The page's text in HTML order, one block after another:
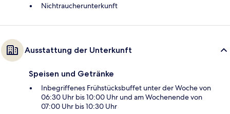
Nichtraucherunterkunft
Ausstattung der Unterkunft
Speisen und Getränke
Inbegriffenes Frühstücksbuffet unter der Woche von
06:30 Uhr bis 10:00 Uhr und am Wochenende von
07:00 Uhr bis 10:30 Uhr